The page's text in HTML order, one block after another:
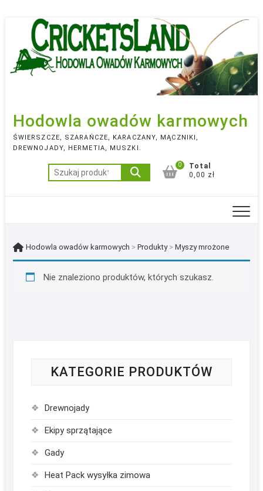
content
Hodowla owadów karmowych
ŚWIERSZCZE, SZARAŃCZE, KARACZANY, MĄCZNIKI,
DREWNOJADY, HERMETIA, MUSZKI.
Szukaj:
0
Total
0,00 zł
Hodowla owadów karmowych > Produkty> Myszy mrożone
Nie znaleziono produktów, których szukasz.
KATEGORIE PRODUKTÓW
Drewnojady
Ekipy sprzątające
Gady
Heat Pack wysyłka zimowa